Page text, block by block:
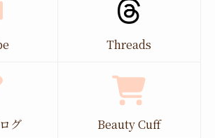
Threads
グ Beauty Cuff